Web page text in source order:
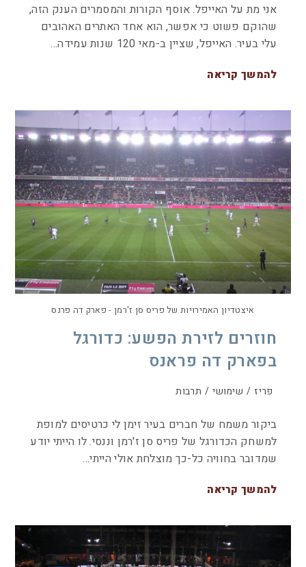
אני מת על האייפל. אוסף הקורות והמסמרים הענק הזה,
שהוקם פשוט כי אפשר, הוא אחד האתרים האהובים
עלי בעיר. האייפל, שציין ב-מאי 120 שנות עמידה…
להמשך קריאה
איצטדיון האמירויות של פריס סן ז'רמן - פארק דה פרנס
חוזרים לזירת הפשע: כדורגל
בפארק דה פראנס
פריז / שימושי / תרבות
ביקור משמח של חברים בעיר זימן לי כרטיסים למופת
למשחק הכדורגל של פריס סן ז'רמן וננסי. לו הייתי יודע
שמדובר בחוויה כל-כך מוצלחת אולי הייתי…
להמשך קריאה